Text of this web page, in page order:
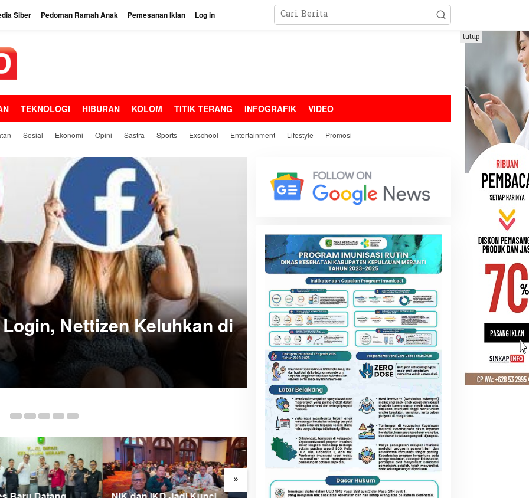
Siber Pedoman Ramah Anak Pemesanan Iklan Log in
TEKNOLOGI HIBURAN KOLOM TITIK TERANG INFOGRAFIK VIDEO
Sosial Ekonomi Opini Sastra Sports Exschool Entertainment Lifestyle Promosi
tutup
Nettizen Keluhkan di
Smartphone
Peluncuran OnePlus 12
Tersaingi
23 Januari 2024
»